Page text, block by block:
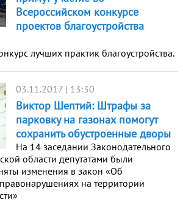
Всероссийском конкурсе
проектов благоустройства
лучших практик благоустройства.
03.11.2017 | 13:30
Виктор Шептий: Штрафы за
парковку на газонах помогут
сохранить обустроенные дворы
На 14 заседании Законодательного
области депутатами были
изменения в закон «Об
на территории